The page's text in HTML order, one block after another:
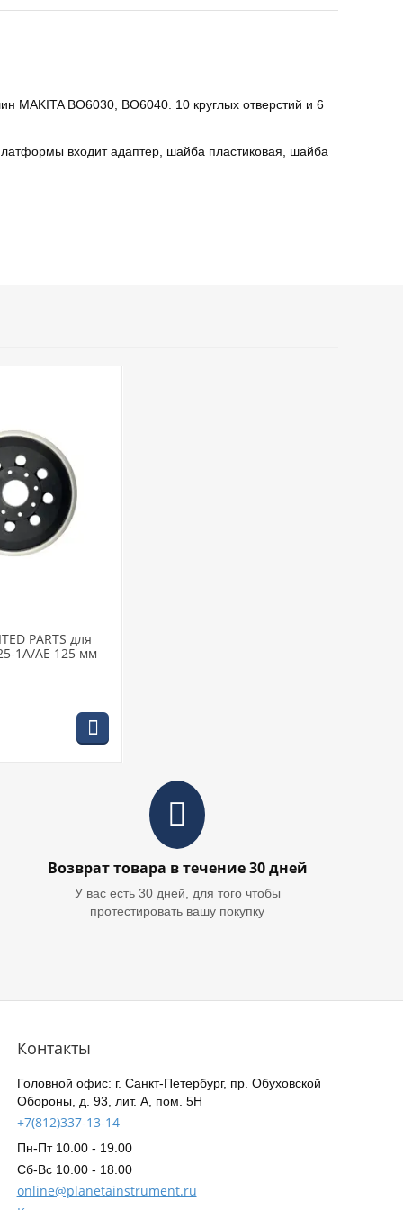
BO6030, BO6040. 10 круглых отверстий и 6
входит адаптер, шайба пластиковая, шайба
PARTS для
1A/AE 125 мм
Возврат товара в течение 30 дней
У вас есть 30 дней, для того чтобы
протестировать вашу покупку
Контакты
Головной офис: г. Санкт-Петербург, пр. Обуховской
Обороны, д. 93, лит. А, пом. 5Н
+7(812)337-13-14
Пн-Пт 10.00 - 19.00
Сб-Вс 10.00 - 18.00
online@planetainstrument.ru